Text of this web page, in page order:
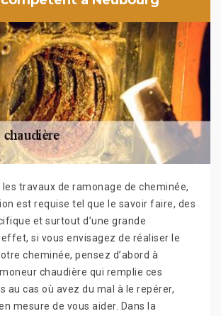
travaux de ramonage de cheminée,
est requise tel que le savoir faire, des
et surtout d’une grande
si vous envisagez de réaliser le
cheminée, pensez d’abord à
chaudière qui remplie ces
au cas où avez du mal à le repérer,
mesure de vous aider. Dans la